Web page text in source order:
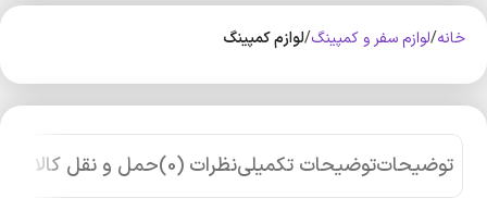
خانه لوازم سفر و کمپینگ لوازم کمپینگ
توضیحاتتوضیحات تکمیلینظرات (0) حمل و نقل کالا